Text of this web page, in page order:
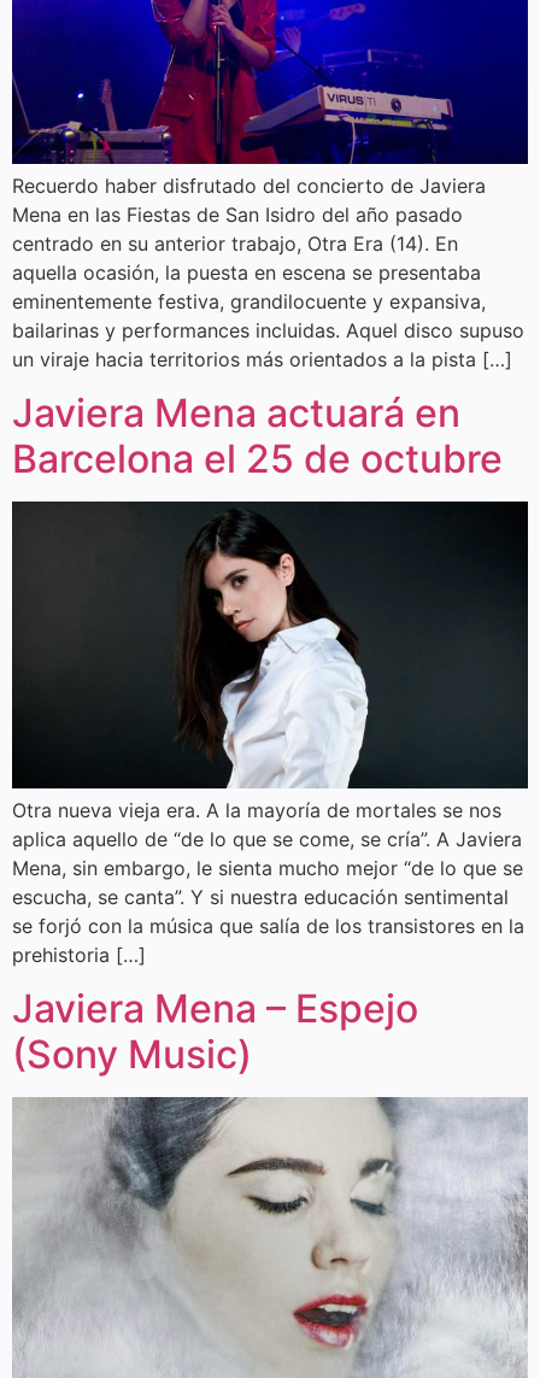
Recuerdo haber disfrutado del concierto de Javiera
Mena en las Fiestas de San Isidro del año pasado
centrado en su anterior trabajo, Otra Era (14). En
aquella ocasión, la puesta en escena se presentaba
eminentemente festiva, grandilocuente y expansiva,
bailarinas y performances incluidas. Aquel disco supuso
un viraje hacia territorios más orientados a la pista […]
Javiera Mena actuará en
Barcelona el 25 de octubre
Otra nueva vieja era. A la mayoría de mortales se nos
aplica aquello de “de lo que se come, se cría”. A Javiera
Mena, sin embargo, le sienta mucho mejor “de lo que se
escucha, se canta”. Y si nuestra educación sentimental
se forjó con la música que salía de los transistores en la
prehistoria […]
Javiera Mena – Espejo
(Sony Music)